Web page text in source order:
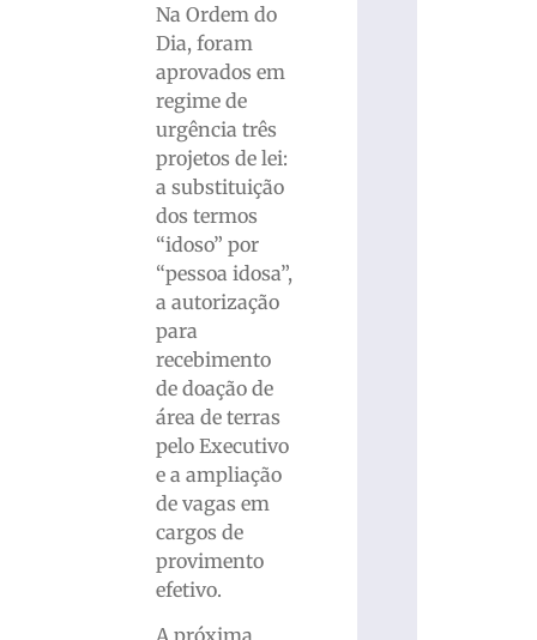
Na Ordem do
Dia, foram
aprovados em
regime de
urgência três
projetos de lei:
a substituição
dos termos
“idoso” por
“pessoa idosa”,
a autorização
para
recebimento
de doação de
área de terras
pelo Executivo
e a ampliação
de vagas em
cargos de
provimento
efetivo.